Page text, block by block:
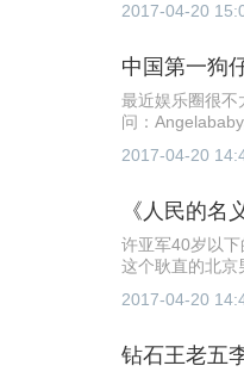
2017-04-20
中国第一狗
最近娱乐圈很不
问：
2017-04-20
《人民的
许亚军40岁以
这个耿直的北京
2017-04-20
钻石王老五